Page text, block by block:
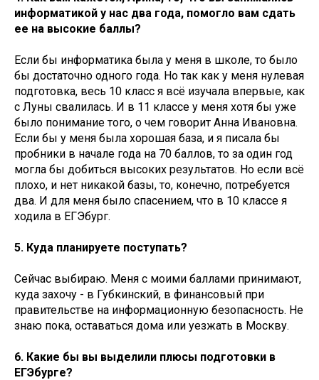
информатикой у нас два года, помогло вам сдать
ее на высокие баллы?
Если бы информатика была у меня в школе, то было
бы достаточно одного года. Но так как у меня нулевая
подготовка, весь 10 класс я всё изучала впервые, как
с Луны свалилась. И в 11 классе у меня хотя бы уже
было понимание того, о чем говорит Анна Ивановна.
Если бы у меня была хорошая база, и я писала бы
пробники в начале года на 70 баллов, то за один год
могла бы добиться высоких результатов. Но если всё
плохо, и нет никакой базы, то, конечно, потребуется
два. И для меня было спасением, что в 10 классе я
ходила в ЕГЭбург.
5. Куда планируете поступать?
Сейчас выбираю. Меня с моими баллами принимают,
куда захочу - в Губкинский, в финансовый при
правительстве на информационную безопасность. Не
знаю пока, оставаться дома или уезжать в Москву.
6. Какие бы вы выделили плюсы подготовки в
ЕГЭбурге?